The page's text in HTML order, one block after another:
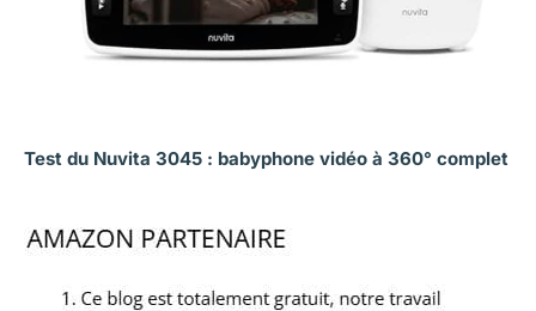
Test du Nuvita 3045 : babyphone vidéo à 360° complet